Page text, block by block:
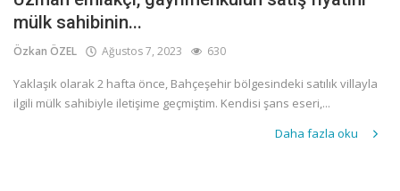
mülk sahibinin...
Özkan ÖZEL Ağustos 7, 2023 630
Yaklaşık olarak 2 hafta önce, Bahçeşehir bölgesindeki satılık villayla
ilgili mülk sahibiyle iletişime geçmiştim. Kendisi şans eseri,...
Daha fazla oku